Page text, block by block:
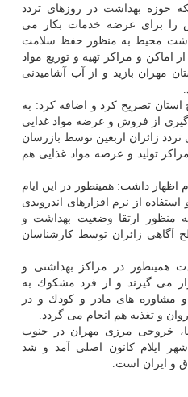
حوزه بهداشت در روزهای تردد
را برای عرضه خدمات بكار می
محیط به منظور حفظ سلامت
اماكن و مراكز تهیه و توزیع مواد
مهران بازید و از آب آشامیدنی
تصریح كرد و اضافه كرد: به
از فروش و عرضه مواد غذایی
زائران اربعین توسط بازرسان
تولید و عرضه مواد غذایی هم
اظهار داشت: همینطور در این ایام
از نرم افزارهای اندرویدی
منظور ارتقا وضعیت بهداشت و
آگاهی زائران توسط كارشناسان
همینطور در مراكز بهداشتی و
می گیرند و از فرد مشكوك به
و مشاوره های مادر و كودك و در
روان و تغذیه هم انجام می گردد.
خروجی مرزی مهران در جنوب
90 كیلومتری شهر ایلام كانون اصلی آمد و شد
و ایران است.